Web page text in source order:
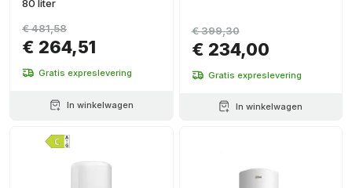
80 liter
€ 264,51
€ 481,58
Gratis expreslevering
In winkelwagen
€ 234,00
€ 399,30
Gratis expreslevering
In winkelwagen